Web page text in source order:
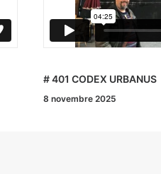
# TOM GELEB
6 septembre 2025